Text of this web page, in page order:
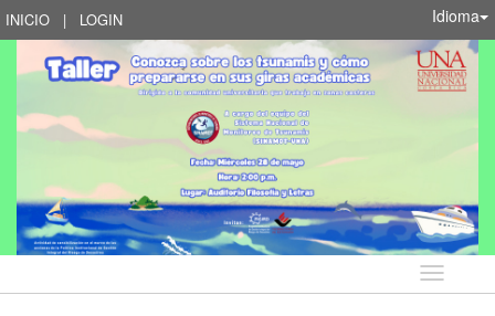
INICIO | LOGIN Idioma
Idioma